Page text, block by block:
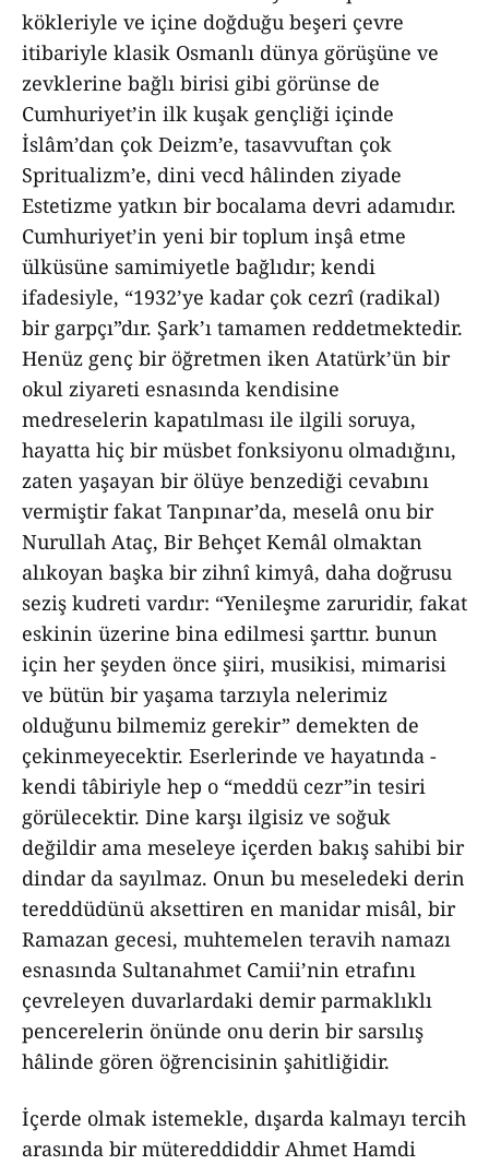
kökleriyle ve içine doğduğu beşeri çevre
itibariyle klasik Osmanlı dünya görüşüne ve
zevklerine bağlı birisi gibi görünse de
Cumhuriyet’in ilk kuşak gençliği içinde
İslâm’dan çok Deizm’e, tasavvuftan çok
Spritualizm’e, dini vecd hâlinden ziyade
Estetizme yatkın bir bocalama devri adamıdır.
Cumhuriyet’in yeni bir toplum inşâ etme
ülküsüne samimiyetle bağlıdır; kendi
ifadesiyle, “1932’ye kadar çok cezrî (radikal)
bir garpçı”dır. Şark’ı tamamen reddetmektedir.
Henüz genç bir öğretmen iken Atatürk’ün bir
okul ziyareti esnasında kendisine
medreselerin kapatılması ile ilgili soruya,
hayatta hiç bir müsbet fonksiyonu olmadığını,
zaten yaşayan bir ölüye benzediği cevabını
vermiştir fakat Tanpınar’da, meselâ onu bir
Nurullah Ataç, Bir Behçet Kemâl olmaktan
alıkoyan başka bir zihnî kimyâ, daha doğrusu
seziş kudreti vardır: “Yenileşme zaruridir, fakat
eskinin üzerine bina edilmesi şarttır. bunun
için her şeyden önce şiiri, musikisi, mimarisi
ve bütün bir yaşama tarzıyla nelerimiz
olduğunu bilmemiz gerekir” demekten de
çekinmeyecektir. Eserlerinde ve hayatında -
kendi tâbiriyle hep o “meddü cezr”in tesiri
görülecektir. Dine karşı ilgisiz ve soğuk
değildir ama meseleye içerden bakış sahibi bir
dindar da sayılmaz. Onun bu meseledeki derin
tereddüdünü aksettiren en manidar misâl, bir
Ramazan gecesi, muhtemelen teravih namazı
esnasında Sultanahmet Camii’nin etrafını
çevreleyen duvarlardaki demir parmaklıklı
pencerelerin önünde onu derin bir sarsılış
hâlinde gören öğrencisinin şahitliğidir.
İçerde olmak istemekle, dışarda kalmayı tercih
arasında bir mütereddiddir Ahmet Hamdi